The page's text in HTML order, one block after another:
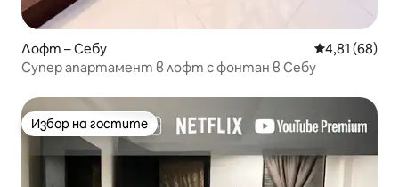
Лофт – Себу Средна
4,81 (68)
Супер апартамент в лофт с фонтан в Себу
Избор на гостите
Избор на гостите